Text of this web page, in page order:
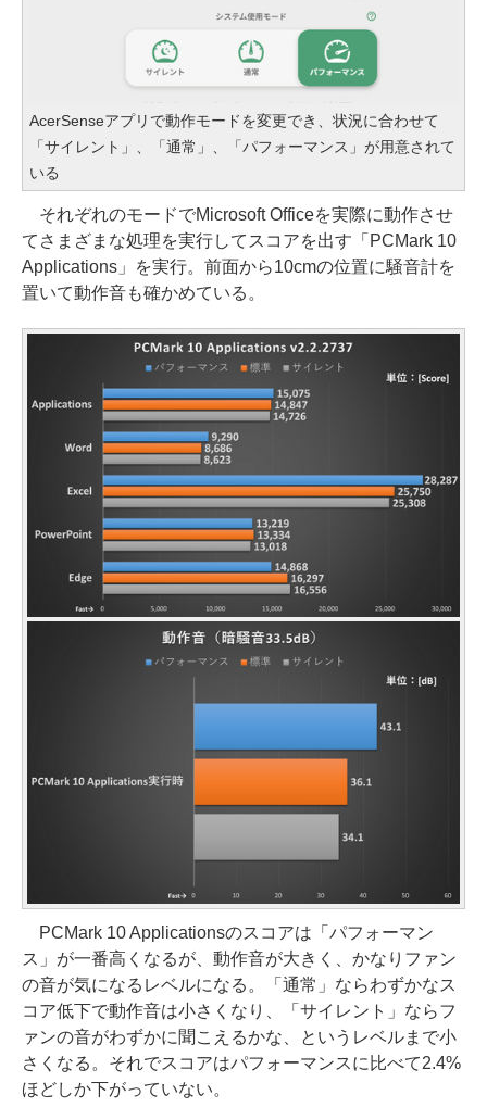
AcerSenseアプリで動作モードを変更でき、状況に合わせて
「サイレント」、「通常」、「パフォーマンス」が用意されて
いる
それぞれのモードでMicrosoft Officeを実際に動作させ
てさまざまな処理を実行してスコアを出す「PCMark 10
Applications」を実行。前面から10cmの位置に騒音計を
置いて動作音も確かめている。
PCMark 10 Applicationsのスコアは「パフォーマン
ス」が一番高くなるが、動作音が大きく、かなりファン
の音が気になるレベルになる。「通常」ならわずかなス
コア低下で動作音は小さくなり、「サイレント」ならフ
ァンの音がわずかに聞こえるかな、というレベルまで小
さくなる。それでスコアはパフォーマンスに比べて2.4%
ほどしか下がっていない。